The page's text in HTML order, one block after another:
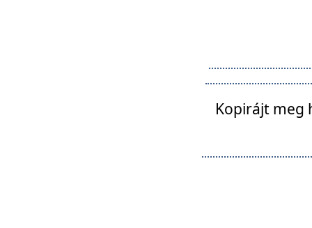
Kopirájt meg